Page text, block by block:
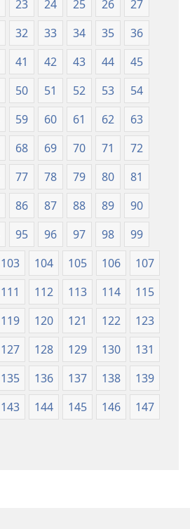
de 1987)de 1987)
23 24 25 26
27
32 33 34 35
36
41 42 43 44
45
50 51 52 53
54
59 60 61 62
63
68 69 70 71
72
77 78 79 80
81
86 87 88 89
90
95 96 97 98
99
103 104 105 106
107
111 112 113 114
115
119 120 121 122
123
127 128 129 130
131
135 136 137 138
139
143 144 145 146
147